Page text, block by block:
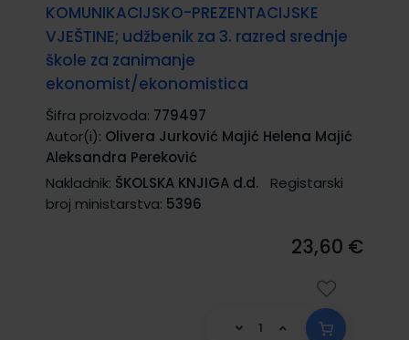
KOMUNIKACIJSKO-PREZENTACIJSKE
VJEŠTINE; udžbenik za 3. razred srednje
škole za zanimanje
ekonomist/ekonomistica
Šifra proizvoda: 779497
Autor(i): Olivera Jurković Majić Helena Majić
Aleksandra Pereković
Nakladnik: ŠKOLSKA KNJIGA d.d.
Registarski
broj ministarstva: 5396
23,60 €